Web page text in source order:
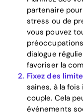
partenaire
stress ou de
vous pouvez
dialogue
favoriser la
Fixez des
saines, à la
couple. Cela
événements